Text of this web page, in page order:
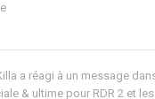
a réagi à un message
& ultime pour RDR 2 et